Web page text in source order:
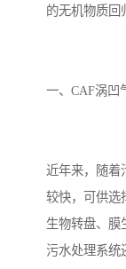
的无机物质回
一、CAF涡凹
近年来，随着
较快，可供选
生物转盘、膜
污水处理系统
疗养院污水处
豆制品污水